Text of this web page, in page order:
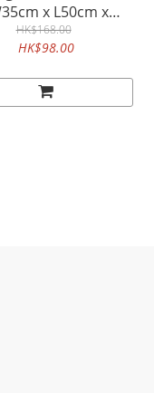
x L50cm x
D0.4cm)
HK$168.00
HK$98.00